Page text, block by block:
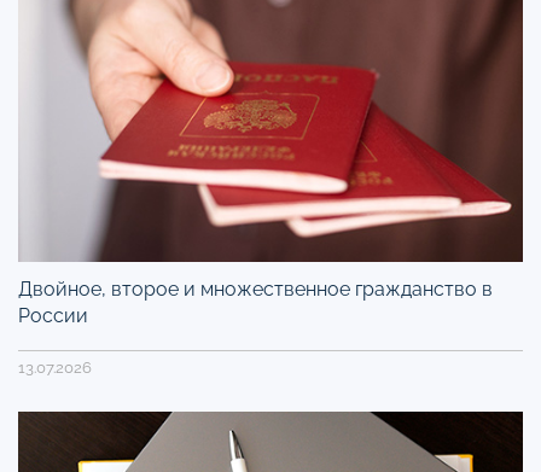
Двойное, второе и множественное гражданство в
России
13.07.2026